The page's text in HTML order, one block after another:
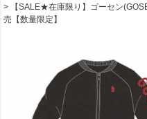
【SALE★在庫限り】ゴーセン
売【数量限定】